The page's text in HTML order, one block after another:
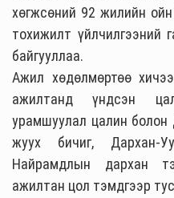
хөгжсөний 92 жилийн
тохижилт үйлчилгээний
байгууллаа.
Ажил хөдөлмөртөө
ажилтанд үндсэн
урамшуулал цалин
жуух бичиг, Дархан-
Найрамдлын дархан
ажилтан цол тэмдгээр